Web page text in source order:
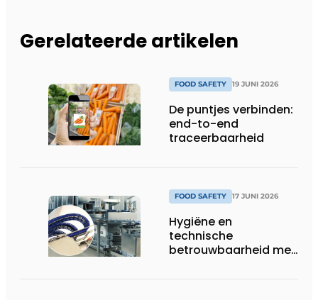
Gerelateerde artikelen
FOOD SAFETY 19 JUNI 2026
De puntjes verbinden:
end-to-end
traceerbaarheid
FOOD SAFETY 17 JUNI 2026
Hygiëne en
technische
betrouwbaarheid met